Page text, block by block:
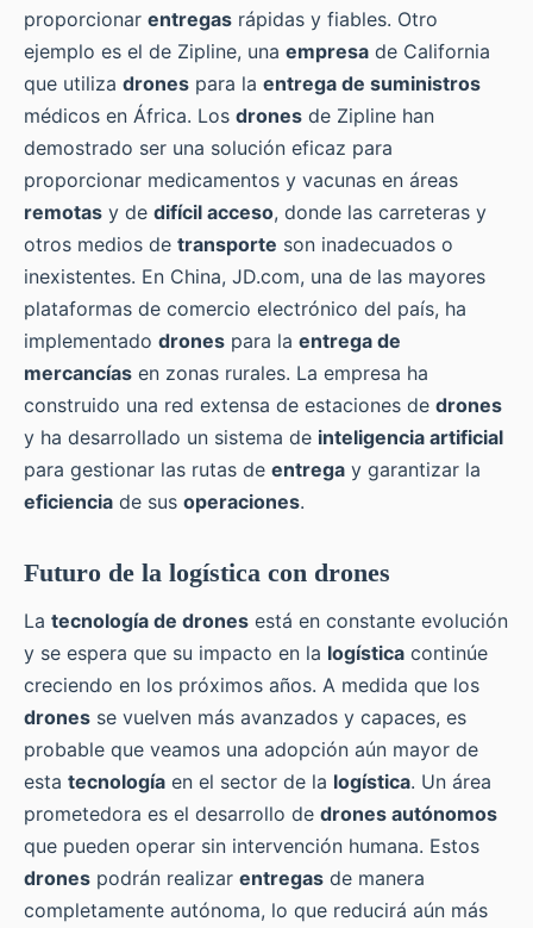
proporcionar entregas rápidas y fiables. Otro
ejemplo es el de Zipline, una empresa de California
que utiliza drones para la entrega de suministros
médicos en África. Los drones de Zipline han
demostrado ser una solución eficaz para
proporcionar medicamentos y vacunas en áreas
remotas y de difícil acceso, donde las carreteras y
otros medios de transporte son inadecuados o
inexistentes. En China, JD.com, una de las mayores
plataformas de comercio electrónico del país, ha
implementado drones para la entrega de
mercancías en zonas rurales. La empresa ha
construido una red extensa de estaciones de drones
y ha desarrollado un sistema de inteligencia artificial
para gestionar las rutas de entrega y garantizar la
eficiencia de sus operaciones.
Futuro de la logística con drones
La tecnología de drones está en constante evolución
y se espera que su impacto en la logística continúe
creciendo en los próximos años. A medida que los
drones se vuelven más avanzados y capaces, es
probable que veamos una adopción aún mayor de
esta tecnología en el sector de la logística. Un área
prometedora es el desarrollo de drones autónomos
que pueden operar sin intervención humana. Estos
drones podrán realizar entregas de manera
completamente autónoma, lo que reducirá aún más